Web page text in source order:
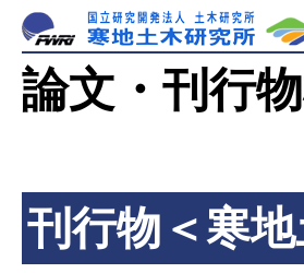
論文・刊行
刊行物＜寒